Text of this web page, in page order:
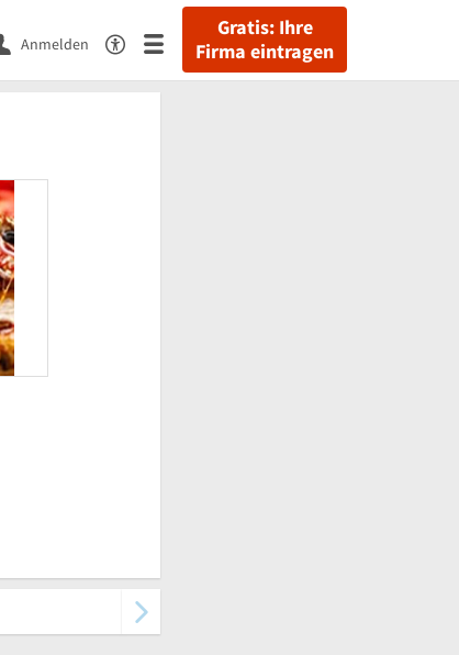
Gratis: Ihre
Firma eintragen
Anmelden